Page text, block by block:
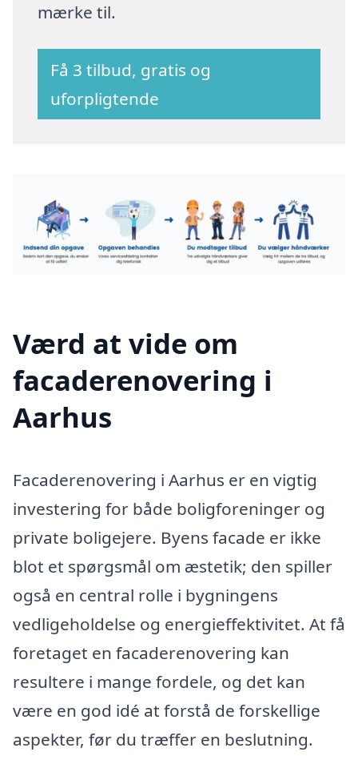
mærke til.
Få 3 tilbud, gratis og
uforpligtende
Værd at vide om
facaderenovering i
Aarhus
Facaderenovering i Aarhus er en vigtig
investering for både boligforeninger og
private boligejere. Byens facade er ikke
blot et spørgsmål om æstetik; den spiller
også en central rolle i bygningens
vedligeholdelse og energieffektivitet. At få
foretaget en facaderenovering kan
resultere i mange fordele, og det kan
være en god idé at forstå de forskellige
aspekter, før du træffer en beslutning.